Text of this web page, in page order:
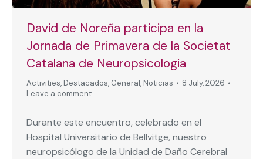
David de Noreña participa en la
Jornada de Primavera de la Societat
Catalana de Neuropsicologia
Activities, Destacados, General, Noticias
8 July, 2026
Leave a comment
Durante este encuentro, celebrado en el
Hospital Universitario de Bellvitge, nuestro
neuropsicólogo de la Unidad de Daño Cerebral